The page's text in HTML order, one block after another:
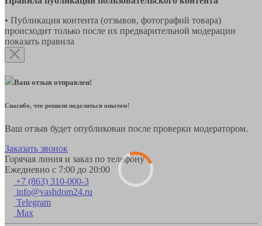
• Публикация контента (отзывов, фотографий товара)
происходит только после их предварительной модерации
показать правила
Ваш отзыв отправлен!
Спасибо, что решили поделиться опытом!
Ваш отзыв будет опубликован после проверки модератором.
Заказать звонок
Горячая линия и заказ по телефону
Ежедневно с 7:00 до 20:00
+7 (863) 310-000-3
info@vashdom24.ru
Telegram
Max